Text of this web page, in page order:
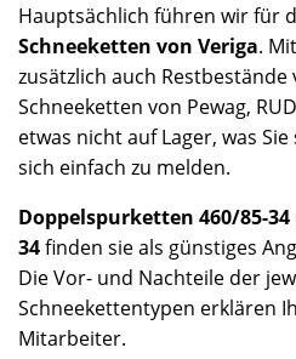
Hauptsächlich führen wir für
Schneeketten von Veriga.
zusätzlich auch Restbestände
Schneeketten von Pewag,
etwas nicht auf Lager, was
sich einfach zu melden.
Doppelspurketten 460/85-34
34finden sie als günstiges
Die Vor- und Nachteile der
Schneekettentypen erklären
Mitarbeiter.